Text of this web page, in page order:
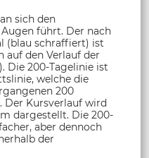
sich den
führt. Der nach
(blau schraffiert) ist
auf den Verlauf der
Die 200-Tagelinie ist
welche die
200
Der Kursverlauf wird
dargestellt. Die 200-
aber dennoch
der